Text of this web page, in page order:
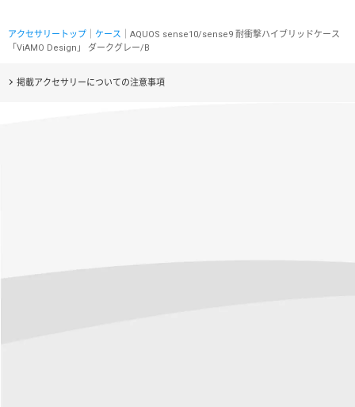
アクセサリートップ ケース ｜AQUOS sense10/sense9 耐衝撃ハイブリッドケース
「ViAMO Design」 ダークグレー/B
掲載アクセサリーについての注意事項